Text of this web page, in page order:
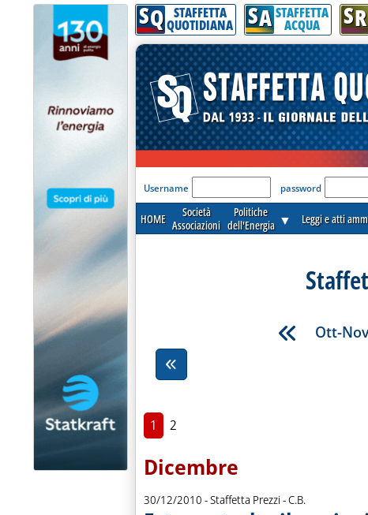
SQ STAFFETTA
QUOTIDIANA SA STAFFETTA
ACQUA SR
'Modulo Login per accedere'
Username password
HOME
Società
Associazioni
Politiche
dell'Energia ▼ Leggi e atti
Ott-
1 2
Dicembre
30/12/2010 - Staffetta Prezzi -di:
C.B.